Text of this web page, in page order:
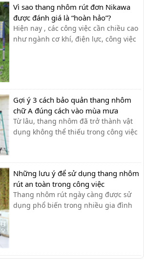
Nikawa chuyên sản xuất và phân phối
các dòng sản phẩm cao cấp như xe
đẩy hàng, thang nhôm và dụng cụ
cầm tay...
Vì sao thang nhôm rút đơn Nikawa
được đánh giá là “hoàn hảo”?
Hiện nay , các công việc cần chiều cao
như ngành cơ khí, điện lực, công việc
phải ai cũng có thể dễ [&hel...
Gợi ý 3 cách bảo quản thang nhôm
chữ A đúng cách vào mùa mưa
Từ lâu, thang nhôm đã trở thành vật
dụng không thể thiếu trong công việc
Ameca hay Nikita,… Với những ưu
điểm vượt trội về chiều cao cũng như
độ an toàn, chắc chắn, khả năng
chịu...
Những lưu ý để sử dụng thang nhôm
rút an toàn trong công việc
Thang nhôm rút ngày càng được sử
dụng phổ biến trong nhiều gia đình
người vẫn chủ quan trong việc tìm